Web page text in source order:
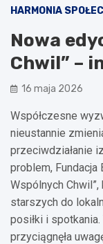
HARMONIA
Nowa
Chwil” –
16 maja 2026
Współczesne
nieustannie
przeciwdziałanie
problem, Fundacja
Wspólnych
starszych do
posiłki i
przyciągnęła